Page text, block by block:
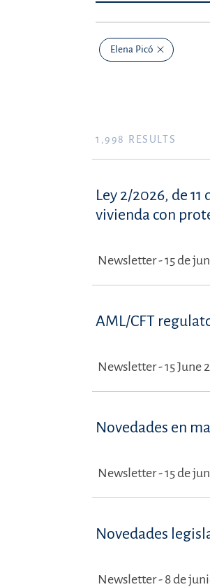
Elena Picó
1,998 RESULTS
Ley 2/2026, de
vivienda con
Newsletter - 15 de
AML/CFT
Newsletter - 15 June
Novedades en
Newsletter - 15 de
Novedades
Newsletter - 8 de